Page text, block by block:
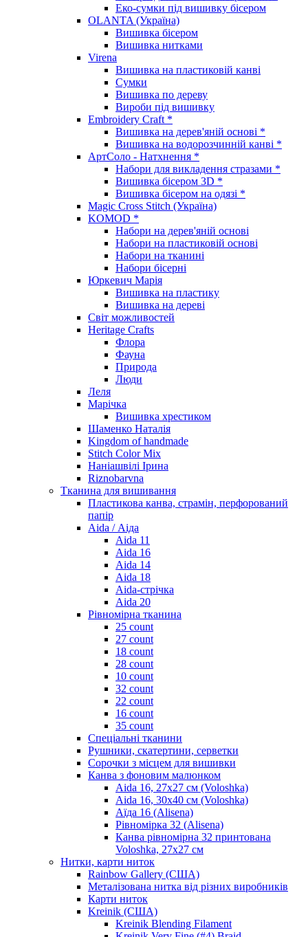
Еко-сумки під вишивку бісером
OLANTA (Україна)
Вишивка бісером
Вишивка нитками
Virena
Вишивка на пластиковій канві
Сумки
Вишивка по дереву
Вироби під вишивку
Embroidery Craft *
Вишивка на дерев'яній основі *
Вишивка на водорозчинній канві *
АртСоло - Натхнення *
Набори для викладення стразами *
Вишивка бісером 3D *
Вишивка бісером на одязі *
Magic Cross Stitch (Україна)
KOMOD *
Набори на дерев'яній основі
Набори на пластиковій основі
Набори на тканині
Набори бісерні
Юркевич Марія
Вишивка на пластику
Вишивка на дереві
Світ можливостей
Heritage Crafts
Флора
Фауна
Природа
Люди
Леля
Марічка
Вишивка хрестиком
Шаменко Наталія
Kingdom of handmade
Stitch Color Mix
Наніашвілі Ірина
Riznobarvna
Тканина для вишивання
Пластикова канва, страмін, перфорований
папір
Aida / Аіда
Aida 11
Aida 16
Aida 14
Aida 18
Aida-стрічка
Aida 20
Рівномірна тканина
25 count
27 count
18 count
28 count
10 count
32 count
22 count
16 count
35 count
Спеціальні тканини
Рушники, скатертини, серветки
Сорочки з місцем для вишивки
Канва з фоновим малюнком
Aida 16, 27х27 см (Voloshka)
Aida 16, 30х40 см (Voloshka)
Аїда 16 (Alisena)
Рівномірка 32 (Alisena)
Канва рівномірна 32 принтована
Voloshka, 27х27 см
Нитки, карти ниток
Rainbow Gallery (США)
Металізована нитка від різних виробників
Карти ниток
Kreinik (США)
Kreinik Blending Filament